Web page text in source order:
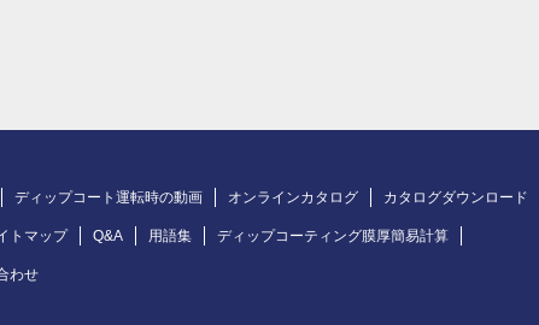
ディップコート運転時の動画 オンラインカタログ カタログダウンロード
トマップ Q&A 用語集 ディップコーティング膜厚簡易計算
わせ